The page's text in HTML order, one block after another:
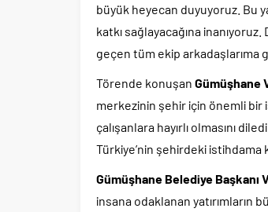
büyük heyecan duyuyoruz. Bu
katkı sağlayacağına
geçen tüm ekip arkadaşlarıma
Törende konuşan Gümüşhane
merkezinin şehir için önemli bir
çalışanlara hayırlı olmasını
Türkiye’nin şehirdeki istihdama
Gümüşhane Belediye Başkanı
insana odaklanan yatırımların